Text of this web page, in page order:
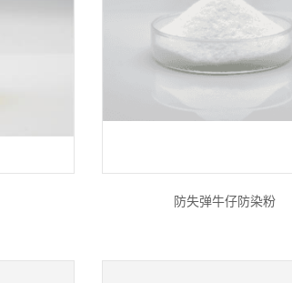
防失弹牛仔防染粉